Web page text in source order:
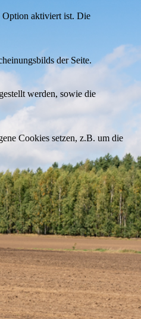
Option aktiviert ist. Die
der Seite.
werden, sowie die
Cookies setzen, z.B. um die